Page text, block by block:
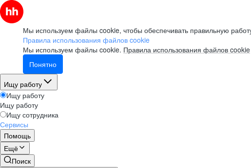
Мы используем файлы cookie, чтобы обеспечивать правильную
Правила использования файлов cookie
Мы используем файлы cookie. Правила использования файлов cookie
Понятно
Ищу работу
Ищу работу
Ищу работу
Ищу сотрудника
Сервисы
Помощь
Ещё
Поиск